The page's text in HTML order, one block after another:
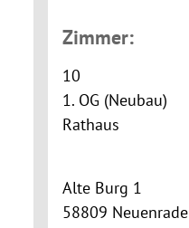
Zimmer:
10
1. OG (Neubau)
Rathaus
Alte Burg 1
58809 Neuenrade